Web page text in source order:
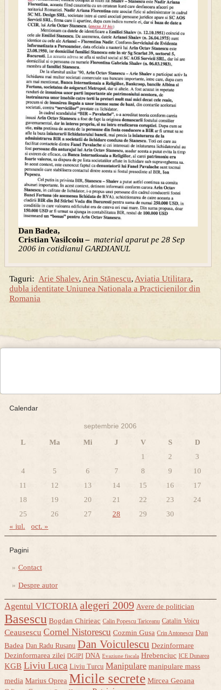
Dan Badea,
Cristian Vasilcoiu – material aparut pe 28 Sep
2006 in cotidianul GARDIANUL
Taguri: Arie Shalev,Arin Stănescu,Aviatia Utilitara,
dubla identitate Uniunea Nationala a Practicienilor din
Romania
Calendar
septembrie 2006
L Ma Mi J V S
D
1
2
3
4
5 6 7 8 9
10
11
12 13 14 15 16
17
18
19 20 21 22 23
24
25
26 27 28 29 30
« iul. oct. »
Pagini
Contact
Despre autor
Agentul VICTORIA alegeri 2009 Avere de politician
Basescu Bogdan Chirieac Calin Popescu Tariceanu Catalin Voicu
Ceausescu Cornel Nistorescu Cozmin Gusa Crin Antonescu Dan
Badea Dan Radu Rusanu Dan Voiculescu Dezinformare
Dezinformarea zilei DGIPI DNA Evaziune fiscala Hrebenciuc ICE Dunarea
KGB Liviu Luca Liviu Turcu Manipulare manipulare mass
media Marius Oprea Micile secrete Mircea Geoana